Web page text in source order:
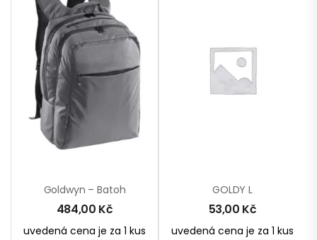
Goldwyn – Batoh
484,00 Kč
uvedená cena je za 1 kus
GOLDY L
53,00 Kč
uvedená cena je za 1 kus